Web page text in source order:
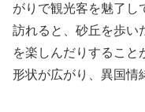
がりで観光客を魅了し
訪れると、砂丘を歩い
を楽しんだりすること
形状が広がり、異国情